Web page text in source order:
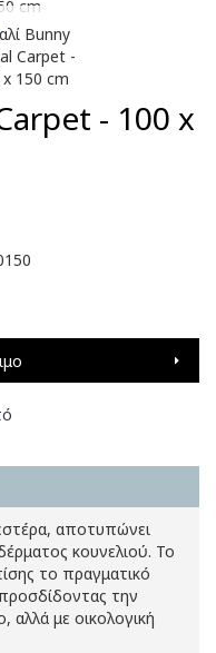
- 100 x
αποτυπώνει
κουνελιού. Το
το πραγματικό
την
με οικολογική